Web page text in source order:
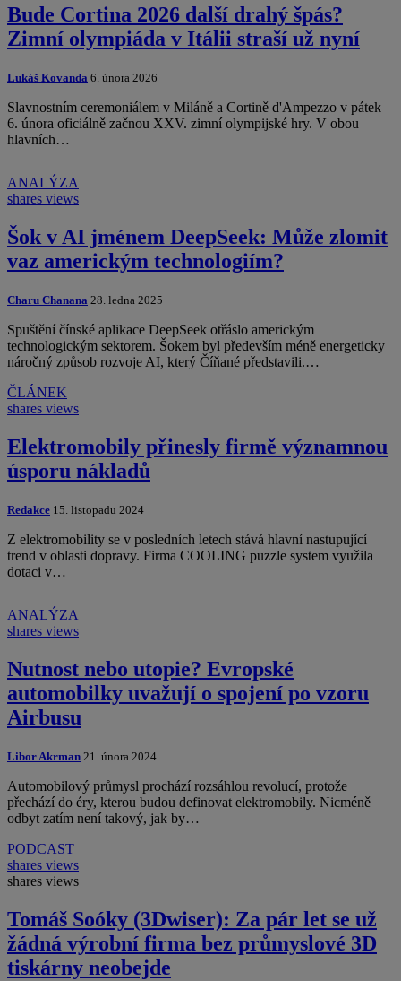
Bude Cortina 2026 další drahý špás?
Zimní olympiáda v Itálii straší už nyní
Lukáš Kovanda 6. února 2026
Slavnostním ceremoniálem v Miláně a Cortině d'Ampezzo v pátek
6. února oficiálně začnou XXV. zimní olympijské hry. V obou
hlavních…
ANALÝZA
shares views
Šok v AI jménem DeepSeek: Může zlomit
vaz americkým technologiím?
Charu Chanana 28. ledna 2025
Spuštění čínské aplikace DeepSeek otřáslo americkým
technologickým sektorem. Šokem byl především méně energeticky
náročný způsob rozvoje AI, který Číňané představili.…
ČLÁNEK
shares views
Elektromobily přinesly firmě významnou
úsporu nákladů
Redakce 15. listopadu 2024
Z elektromobility se v posledních letech stává hlavní nastupující
trend v oblasti dopravy. Firma COOLING puzzle system využila
dotaci v…
ANALÝZA
shares views
Nutnost nebo utopie? Evropské
automobilky uvažují o spojení po vzoru
Airbusu
Libor Akrman 21. února 2024
Automobilový průmysl prochází rozsáhlou revolucí, protože
přechází do éry, kterou budou definovat elektromobily. Nicméně
odbyt zatím není takový, jak by…
PODCAST
shares views
shares views
Tomáš Soóky (3Dwiser): Za pár let se už
žádná výrobní firma bez průmyslové 3D
tiskárny neobejde